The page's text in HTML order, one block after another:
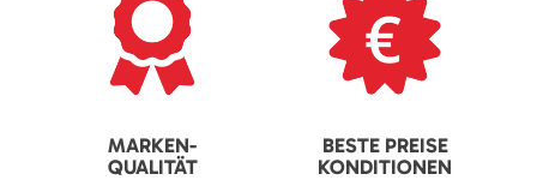
MARKEN-
QUALITÄT
BESTE PREISE
KONDITIONEN